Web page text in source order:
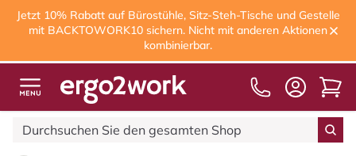
Jetzt 10% Rabatt auf Bürostühle, Sitz-Steh-Tische und Gestelle
mit BACKTOWORK10 sichern. Nicht mit anderen Aktionen
kombinierbar.
Kostenloser Versand